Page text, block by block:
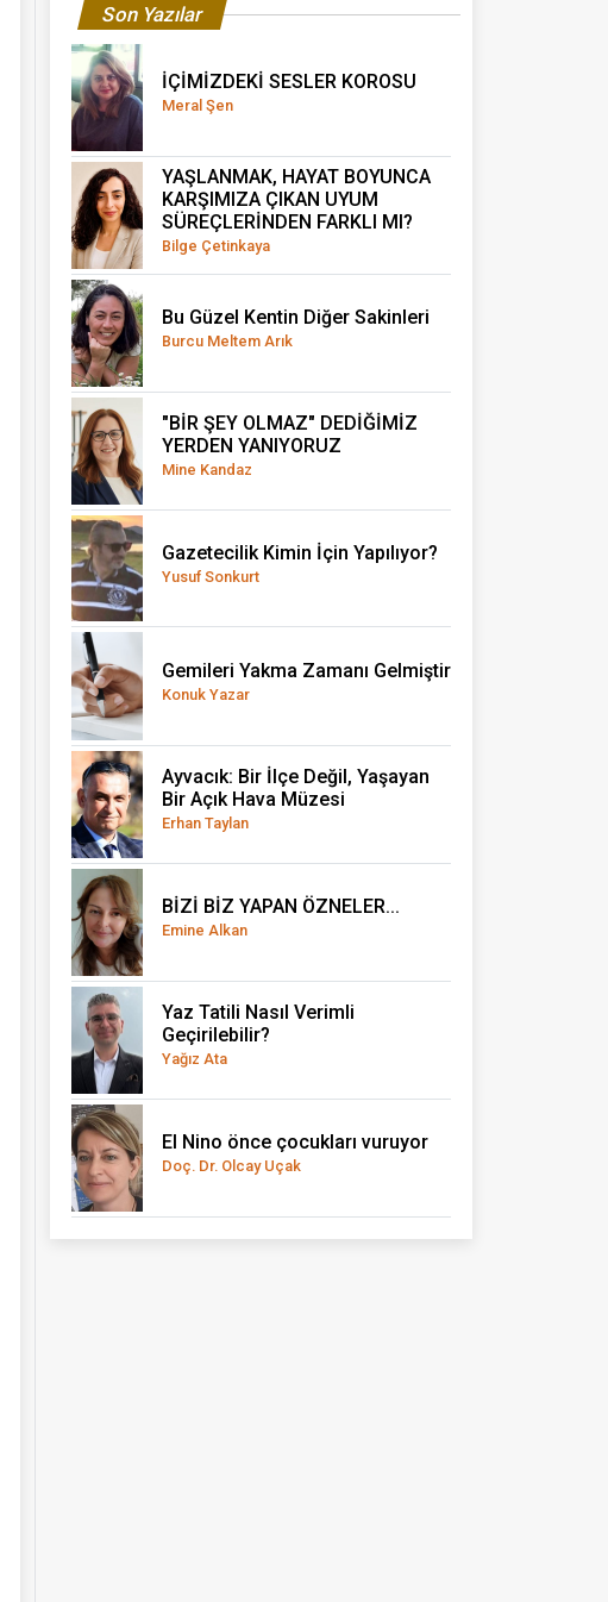
Son Yazılar
İÇİMİZDEKİ SESLER KOROSU
Meral Şen
YAŞLANMAK, HAYAT BOYUNCA
KARŞIMIZA ÇIKAN UYUM
SÜREÇLERİNDEN FARKLI MI?
Bilge Çetinkaya
Bu Güzel Kentin Diğer Sakinleri
Burcu Meltem Arık
"BİR ŞEY OLMAZ" DEDİĞİMİZ
YERDEN YANIYORUZ
Mine Kandaz
Gazetecilik Kimin İçin Yapılıyor?
Yusuf Sonkurt
Gemileri Yakma Zamanı Gelmiştir
Konuk Yazar
Ayvacık: Bir İlçe Değil, Yaşayan
Bir Açık Hava Müzesi
Erhan Taylan
BİZİ BİZ YAPAN ÖZNELER...
Emine Alkan
Yaz Tatili Nasıl Verimli
Geçirilebilir?
Yağız Ata
El Nino önce çocukları vuruyor
Doç. Dr. Olcay Uçak